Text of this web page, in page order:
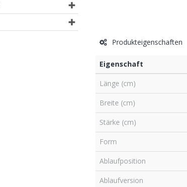
Produkteigenschaften
Eigenschaft
Länge (cm)
Breite (cm)
Stärke (cm)
Form
Ablaufposition
Ablaufversion